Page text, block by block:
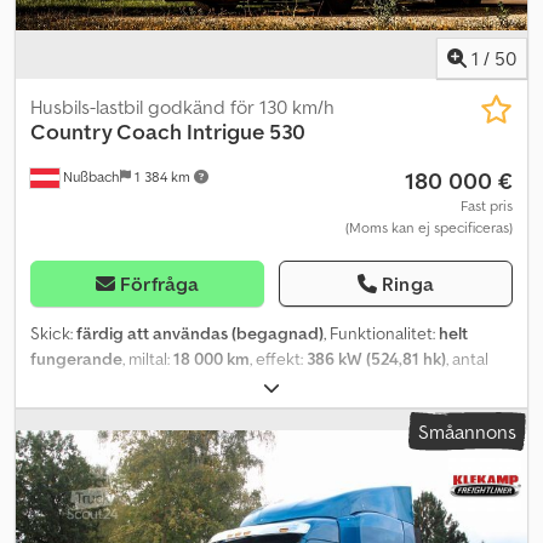
1 / 50
Nußbach 1 384 km
Husbils-lastbil godkänd för 130 km/h
Country Coach Intrigue 530
180 000 €
Fast pris
(Moms kan ej specificeras)
Förfråga Ringa
Skick:färdig att användas (begagnad), Funktionalitet: helt
fungerande , miltal:18 000 km , effekt: 386 kW (524,81 hk) , antal
, bränsletyp:
första registrering:04/2006, nästa besiktning (TÜV):06/2027,
ramtillverkare:Country Coach, chassimodell: Country Coach,
total längd:12 000 mm, total bredd:
mm, axelkonfiguration:3 axlar , bränsletankens kapacitet: 590 l,
totalvikt:21 000 kg, tomvikt:18 000 kg, rattens läge:vänster
däcksstorlek:315/80 R22.5, antal tidigare ägare: 1, Tillverkningsår:
Småannons